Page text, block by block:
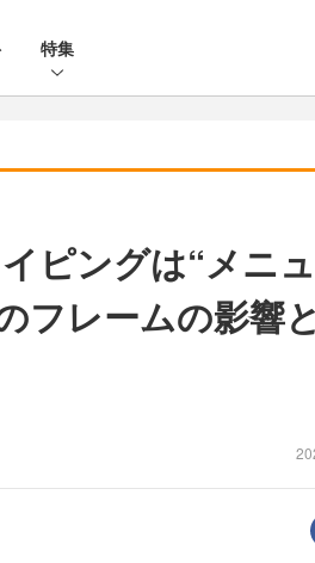
特集
ピングは“メニ
フレームの影響